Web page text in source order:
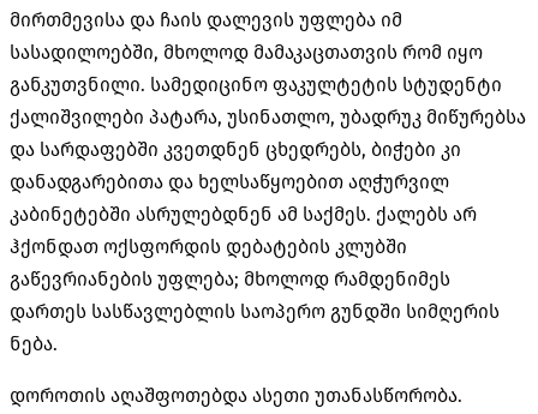
მირთმევისა და ჩაის დალევის უფლება იმ
სასადილოებში, მხოლოდ მამაკაცთათვის რომ იყო
განკუთვნილი. სამედიცინო ფაკულტეტის სტუდენტი
ქალიშვილები პატარა, უსინათლო, უბადრუკ მიწურებსა
და სარდაფებში კვეთდნენ ცხედრებს, ბიჭები კი
დანადგარებითა და ხელსაწყოებით აღჭურვილ
კაბინეტებში ასრულებდნენ ამ საქმეს. ქალებს არ
ჰქონდათ ოქსფორდის დებატების კლუბში
გაწევრიანების უფლება; მხოლოდ რამდენიმეს
დართეს სასწავლებლის საოპერო გუნდში სიმღერის
ნება.
დოროთის აღაშფოთებდა ასეთი უთანასწორობა.